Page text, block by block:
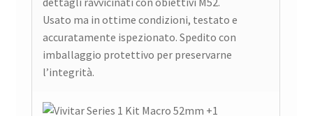
Usato ma in ottime condizioni, testato e
accuratamente ispezionato. Spedito con
imballaggio protettivo per preservarne
l’integrità.